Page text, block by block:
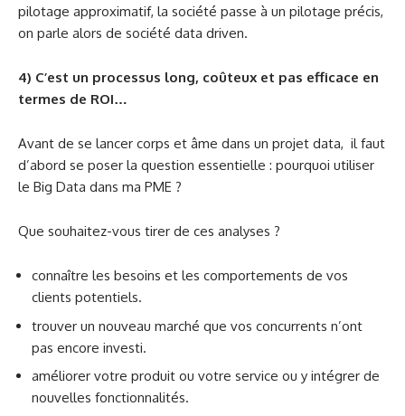
pilotage approximatif, la société passe à un pilotage précis,
on parle alors de société data driven.
4) C’est un processus long, coûteux et pas efficace en
termes de ROI…
Avant de se lancer corps et âme dans un projet data, il faut
d’abord se poser la question essentielle : pourquoi utiliser
le Big Data dans ma PME ?
Que souhaitez-vous tirer de ces analyses ?
connaître les besoins et les comportements de vos
clients potentiels.
trouver un nouveau marché que vos concurrents n’ont
pas encore investi.
améliorer votre produit ou votre service ou y intégrer de
nouvelles fonctionnalités.